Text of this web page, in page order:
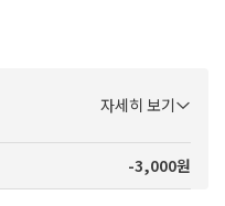
자세히 보기
-3,000원